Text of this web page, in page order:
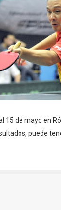
y Baron
-
- Rumanía,
Estados
como
italiana
su primer
son
15 de mayo en
puede